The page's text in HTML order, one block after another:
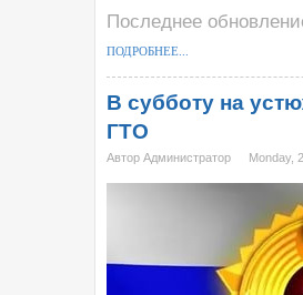
Последнее
ПОДРОБНЕЕ...
В субботу на
ГТО
Автор Администратор Monday,